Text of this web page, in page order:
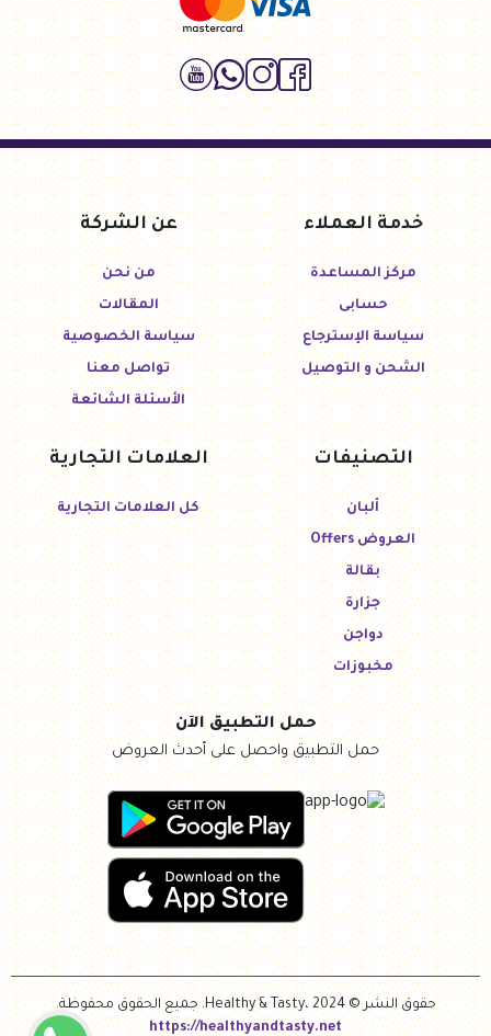
خدمة العملاء
مركز المساعدة
حسابى
سياسة الإسترجاع
الشحن و التوصيل
عن الشركة
من نحن
المقالات
سياسة الخصوصية
تواصل معنا
الأسئلة الشائعة
التصنيفات
ألبان
العروض Offers
بقالة
جزارة
دواجن
مخبوزات
العلامات التجارية
كل العلامات التجارية
حمل التطبيق الآن
حمل التطبيق واحصل على أحدث العروض
حقوق النشر © Healthy & Tasty، 2024. جميع الحقوق محفوظة.
https://healthyandtasty.net